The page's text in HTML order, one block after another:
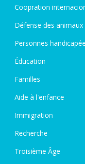
Coopration
Défense des animaux
Personnes
Éducation
Familles
Aide à l'enfance
Immigration
Recherche
Troisième Âge